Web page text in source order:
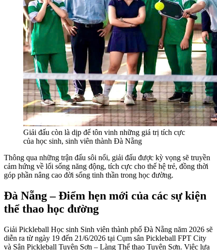
Giải đấu còn là dịp để tôn vinh những giá trị tích cực
của học sinh, sinh viên thành Đà Nẵng
Thông qua những trận đấu sôi nổi, giải đấu được kỳ vọng sẽ truyền
cảm hứng về lối sống năng động, tích cực cho thế hệ trẻ, đồng thời
góp phần nâng cao đời sống tinh thần trong học đường.
Đà Nẵng – Điểm hẹn mới của các sự kiện
thể thao học đường
Giải Pickleball Học sinh Sinh viên thành phố Đà Nẵng năm 2026 sẽ
diễn ra từ ngày 19 đến 21/6/2026 tại Cụm sân Pickleball FPT City
và Sân Pickleball Tuyên Sơn – Làng Thể thao Tuyên Sơn. Việc lựa